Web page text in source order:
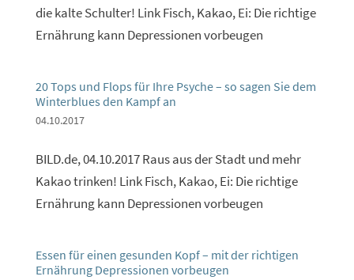
die kalte Schulter! Link Fisch, Kakao, Ei: Die richtige
Ernährung kann Depressionen vorbeugen
20 Tops und Flops für Ihre Psyche – so sagen Sie dem
Winterblues den Kampf an
04.10.2017
BILD.de, 04.10.2017 Raus aus der Stadt und mehr
Kakao trinken! Link Fisch, Kakao, Ei: Die richtige
Ernährung kann Depressionen vorbeugen
Essen für einen gesunden Kopf – mit der richtigen
Ernährung Depressionen vorbeugen